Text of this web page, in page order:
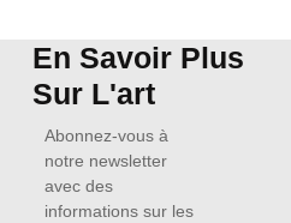
En Savoir Plus
Sur L'art
Abonnez-vous à
notre newsletter
avec des
informations sur les